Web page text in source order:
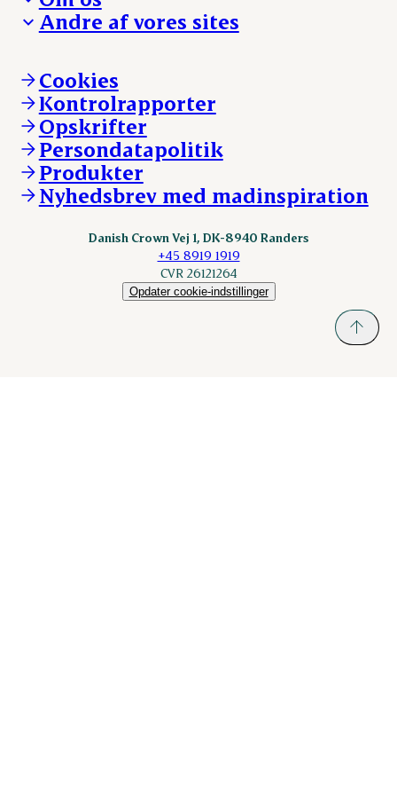
Whistleblower
Øvrige henvendelser
Hverdagen
Ansvarlighed og nøgletal
Arbejd med os
Ledige stillinger
Hvem er vi
Vores resultater
Vores lokationer
Kontakt
Andre af vores sites
Andelsejere - kreatur
Danishcrownprofessional.com
DAT-Schaub.com
ESS-FOOD.com
Fonden Dansk Gastronomi
KLS.se
nordicspoor.com
Scanhide.dk
Cookies
Kontrolrapporter
Opskrifter
Persondatapolitik
Produkter
Nyhedsbrev med madinspiration
Danish Crown Vej 1, DK-8940 Randers
+45 8919 1919
CVR 26121264
Opdater cookie-indstillinger